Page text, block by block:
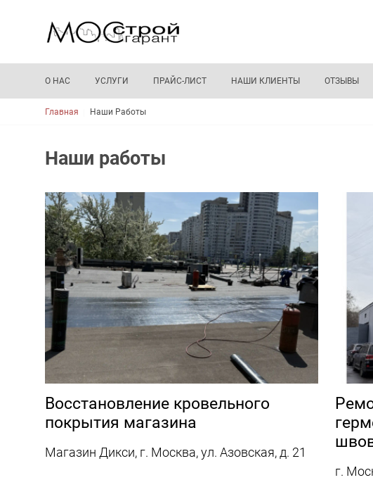
О НАС УСЛУГИ ПРАЙС-ЛИСТ НАШИ КЛИЕНТЫ ОТЗЫВЫ
Строка навигации
Главная Наши Работы
Наши работы
Восстановление кровельного
покрытия магазина
Магазин Дикси, г. Москва, ул. Азовская, д. 21
г.